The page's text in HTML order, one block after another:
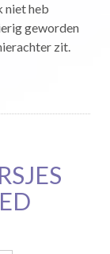
niet heb
geworden
zit.